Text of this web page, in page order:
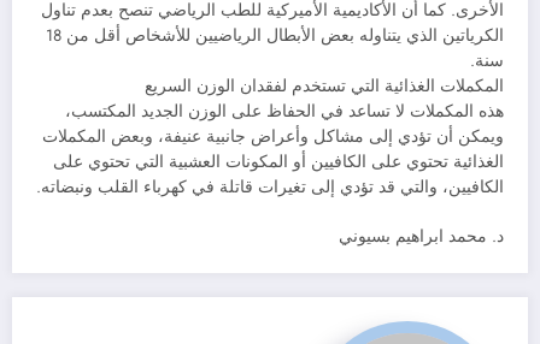
الأخرى. كما أن الأكاديمية الأميركية للطب الرياضي تنصح بعدم تناول
الكرياتين الذي يتناوله بعض الأبطال الرياضيين للأشخاص أقل من 18
سنة.
المكملات الغذائية التي تستخدم لفقدان الوزن السريع
هذه المكملات لا تساعد في الحفاظ على الوزن الجديد المكتسب،
ويمكن أن تؤدي إلى مشاكل وأعراض جانبية عنيفة، وبعض المكملات
الغذائية تحتوي على الكافيين أو المكونات العشبية التي تحتوي على
الكافيين، والتي قد تؤدي إلى تغيرات قاتلة في كهرباء القلب ونبضاته.
د. محمد ابراهيم بسيوني